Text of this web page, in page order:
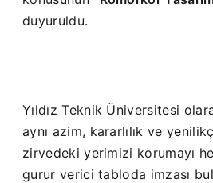
duyuruldu.
Yıldız Teknik Üniversitesi
aynı azim, kararlılık ve
zirvedeki yerimizi korumayı
gurur verici tabloda imzası